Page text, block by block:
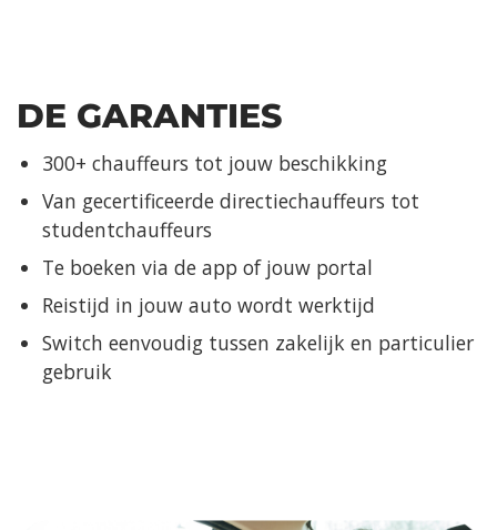
DE GARANTIES
300+ chauffeurs tot jouw beschikking
Van gecertificeerde directiechauffeurs tot
studentchauffeurs
Te boeken via de app of jouw portal
Reistijd in jouw auto wordt werktijd
Switch eenvoudig tussen zakelijk en particulier
gebruik